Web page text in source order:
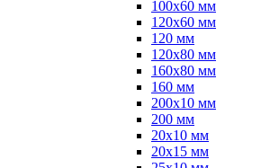
100х60 мм
120х60 мм
120 мм
120х80 мм
160х80 мм
160 мм
200х10 мм
200 мм
20х10 мм
20х15 мм